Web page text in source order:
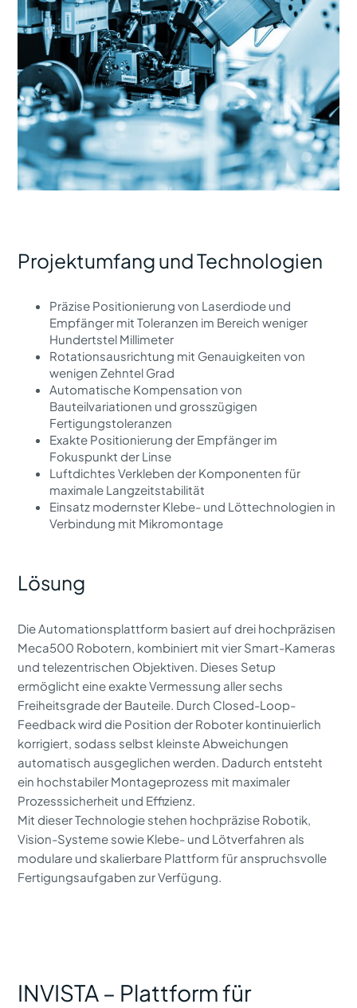
Projektumfang und Technologien
Präzise Positionierung von Laserdiode und
Empfänger mit Toleranzen im Bereich weniger
Hundertstel Millimeter
Rotationsausrichtung mit Genauigkeiten von
wenigen Zehntel Grad
Automatische Kompensation von
Bauteilvariationen und grosszügigen
Fertigungstoleranzen
Exakte Positionierung der Empfänger im
Fokuspunkt der Linse
Luftdichtes Verkleben der Komponenten für
maximale Langzeitstabilität
Einsatz modernster Klebe- und Löttechnologien in
Verbindung mit Mikromontage
Lösung
Die Automationsplattform basiert auf drei hochpräzisen
Meca500 Robotern, kombiniert mit vier Smart-Kameras
und telezentrischen Objektiven. Dieses Setup
ermöglicht eine exakte Vermessung aller sechs
Freiheitsgrade der Bauteile. Durch Closed-Loop-
Feedback wird die Position der Roboter kontinuierlich
korrigiert, sodass selbst kleinste Abweichungen
automatisch ausgeglichen werden. Dadurch entsteht
ein hochstabiler Montageprozess mit maximaler
Prozesssicherheit und Effizienz.
Mit dieser Technologie stehen hochpräzise Robotik,
Vision-Systeme sowie Klebe- und Lötverfahren als
modulare und skalierbare Plattform für anspruchsvolle
Fertigungsaufgaben zur Verfügung.
INVISTA – Plattform für